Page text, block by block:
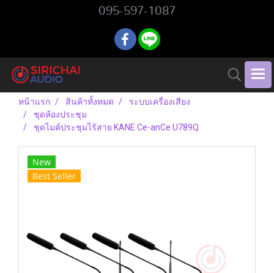
095-597-1087
หน้าแรก สินค้าทั้งหมด
ระบบเครื่องเสียง
ชุดห้องประชุม
ชุดไมค์ประชุมไร้สาย KANE Ce-anCe U789Q
New
Best Seller